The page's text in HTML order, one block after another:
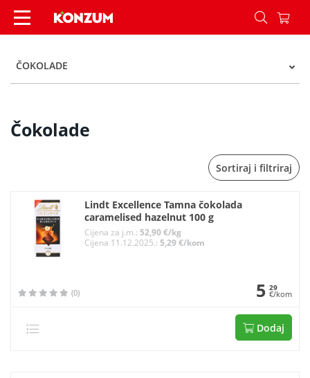
Čokolade - Kategorije - Konzum
ČOKOLADE
Čokolade
Sortiraj i filtriraj
Lindt Excellence Tamna čokolada
caramelised hazelnut 100 g
Cijena za j.m.: 52,90 €/kg
Cijena 11.12.2025.: 5,29 €/kom
(0) 5 29
€/kom
Dodaj